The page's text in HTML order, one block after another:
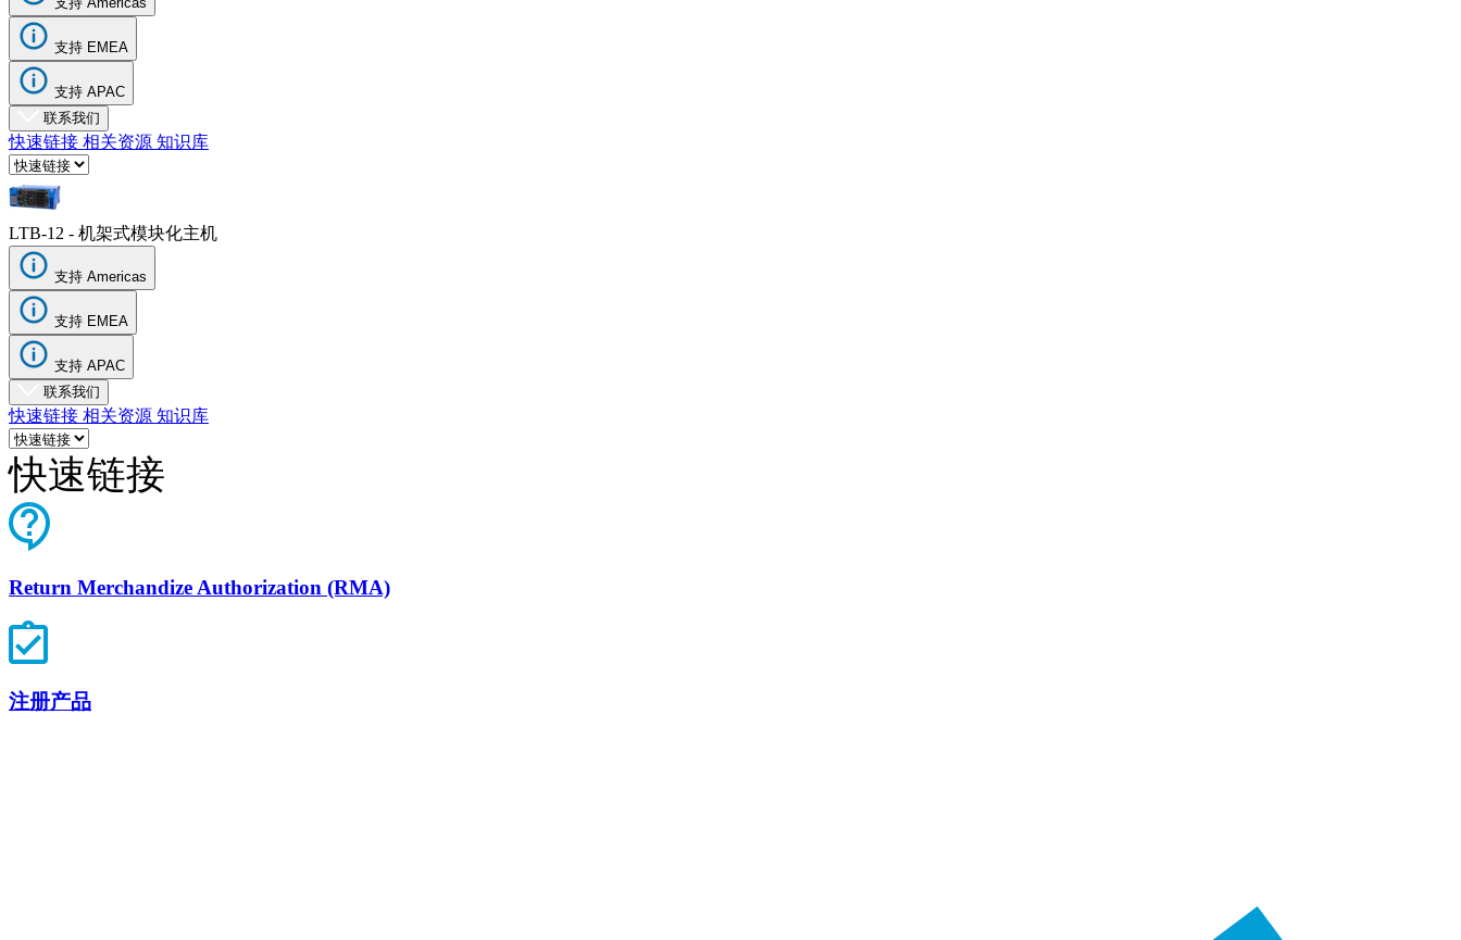
服
务
如
何
购
买
资
源
联
系
注
册
登
录
司
招
聘
启
事
作
伴
应
支持 EMEA
支持 APAC
联系我们
快速链接 相关资源 知识库
LTB-12 - 机架式模块化主机
支持 Americas
支持 EMEA
支持 APAC
联系我们
快速链接 相关资源 知识库
快速链接
Return Merchandize Authorization (RMA)
注册产品